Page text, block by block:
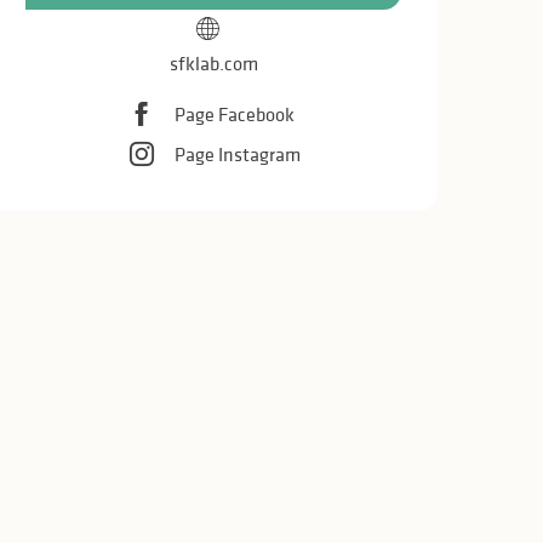
sfklab.com
Page Facebook
Page Instagram